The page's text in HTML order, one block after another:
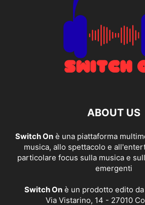
ABOUT US
Switch Onè una piattaforma
musica, allo spettacolo e
particolare focus sulla musica e
emergenti
Switch On è un prodotto edito da
Via Vistarino, 14 - 27010